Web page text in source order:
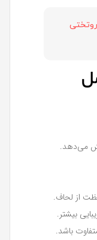
می‌دهد.
از لحاف.
بیشتر.
باشد.